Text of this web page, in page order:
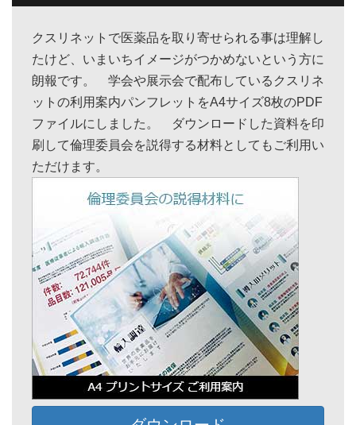
クスリネットで医薬品を取り寄せられる事は理解し
たけど、いまいちイメージがつかめないという方に
朗報です。 学会や展示会で配布しているクスリネ
ットの利用案内パンフレットをA4サイズ8枚のPDF
ファイルにしました。 ダウンロードした資料を印
刷して倫理委員会を説得する材料としてもご利用い
ただけます。